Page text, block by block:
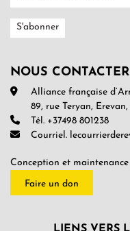
NOUS CONTACTER
Alliance française
89, rue Teryan,
Tél. +37498 801238
Courriel.
Conception et maintenance
Faire un don